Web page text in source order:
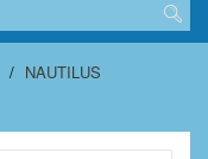
NAUTILUS